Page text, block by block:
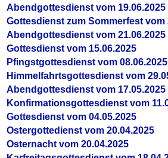
Abendgottesdienst vom 19.06.2025
Gottesdienst zum Sommerfest vom
Abendgottesdienst vom 21.06.2025
Gottesdienst vom 15.06.2025
Pfingstgottesdienst vom 08.06.2025
Himmelfahrtsgottesdienst vom
Abendgottesdienst vom 17.05.2025
Konfirmationsgottesdienst vom
Gottesdienst vom 04.05.2025
Ostergottedienst vom 20.04.2025
Osternacht vom 20.04.2025